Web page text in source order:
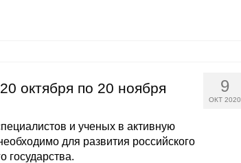
9
ОКТ 2020
октября по 20 ноября
и ученых в активную
для развития российского
государства.